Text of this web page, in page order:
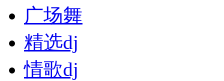
广场舞
精选dj
情歌dj